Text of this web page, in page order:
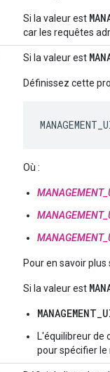
Si la valeur est
car les requêtes
Si la valeur est
Définissez cette
Où :
Pour en savoir
Si la valeur est
L'équilibreur de
pour spécifier le